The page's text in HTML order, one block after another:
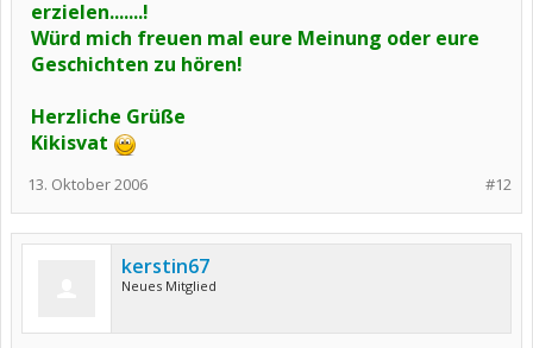
erzielen.......!
Würd mich freuen mal eure Meinung oder eure
Geschichten zu hören!
Herzliche Grüße
Kikisvat
#12
13. Oktober 2006
kerstin67
Neues Mitglied